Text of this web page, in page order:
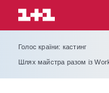
Голос країни: кастинг
Шлях майстра разом із